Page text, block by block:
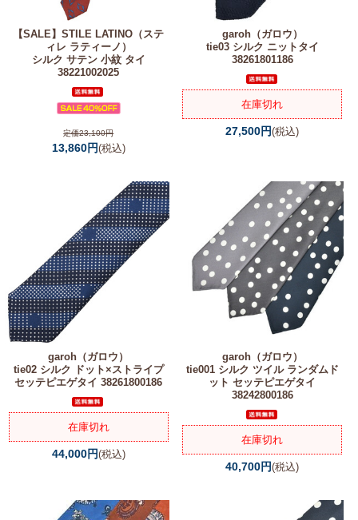
【SALE】STILE LATINO（ステ
ィレ ラティーノ）
シルク サテン 小紋 タイ
38221002025
定価23,100円
13,860円(税込)
garoh（ガロウ）
tie03 シルク ニットタイ
38261801186
在庫切れ
27,500円(税込)
garoh（ガロウ）
tie02 シルク ドット×ストライプ
セッテピエゲタイ 38261800186
在庫切れ
44,000円(税込)
garoh（ガロウ）
tie001 シルク ツイル ランダムド
ット セッテピエゲタイ
38242800186
在庫切れ
40,700円(税込)